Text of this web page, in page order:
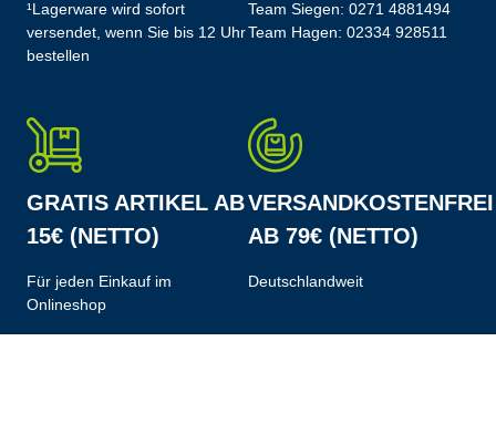
¹Lagerware wird sofort
versendet, wenn Sie bis 12 Uhr
bestellen
Team Siegen: 0271 4881494
Team Hagen: 02334 928511
GRATIS ARTIKEL AB
15€ (NETTO)
Für jeden Einkauf im
Onlineshop
VERSANDKOSTENFREI
AB 79€ (NETTO)
Deutschlandweit